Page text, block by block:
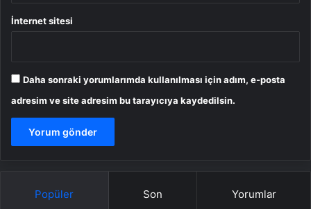
İnternet sitesi
Daha sonraki yorumlarımda kullanılması için adım, e-posta
adresim ve site adresim bu tarayıcıya kaydedilsin.
Popüler Son Yorumlar